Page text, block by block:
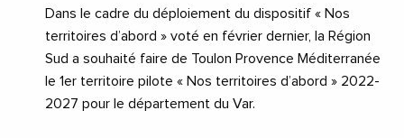
Dans le cadre du déploiement du dispositif « Nos
territoires d’abord » voté en février dernier, la Région
Sud a souhaité faire de Toulon Provence Méditerranée
le 1er territoire pilote « Nos territoires d’abord » 2022-
2027 pour le département du Var.